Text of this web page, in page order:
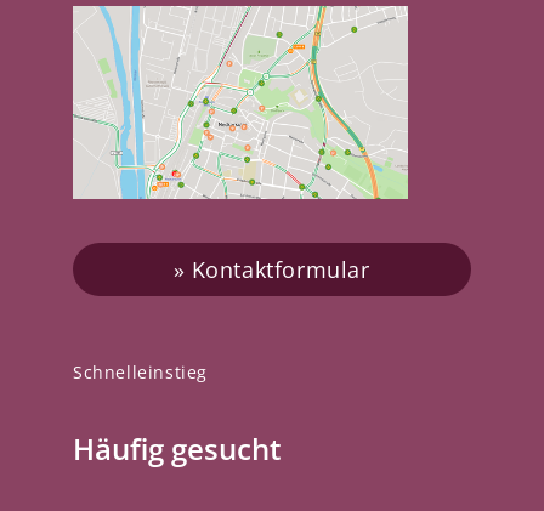
Schnelleinstieg
Häufig gesucht
Kontaktformular